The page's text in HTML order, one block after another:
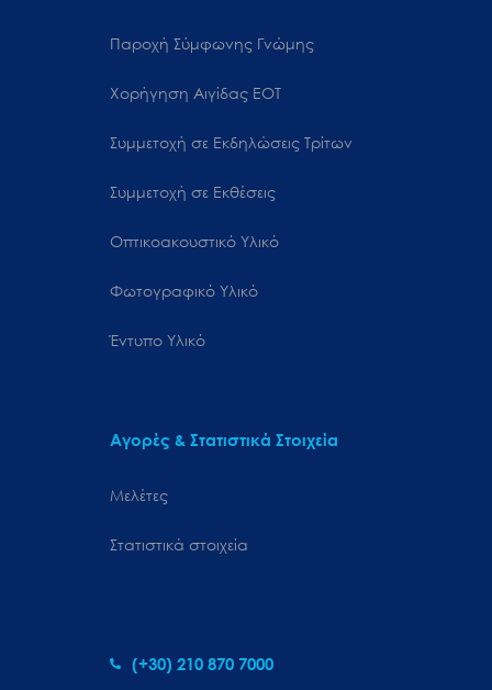
Παροχή Σύμφωνης Γνώμης
Χορήγηση Αιγίδας ΕΟΤ
Συμμετοχή σε Εκδηλώσεις Τρίτων
Συμμετοχή σε Εκθέσεις
Οπτικοακουστικό Υλικό
Φωτογραφικό Υλικό
Έντυπο Υλικό
Αγορές & Στατιστικά Στοιχεία
Μελέτες
Στατιστικά στοιχεία
(+30) 210 870 7000